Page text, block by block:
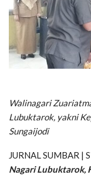
Walinagari
Lubuktarok, yakni
Sungaijodi
JURNAL SUMBAR |
Nagari Lubuktarok,